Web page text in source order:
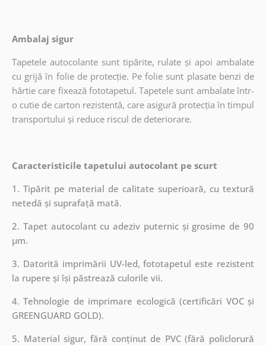
Ambalaj sigur
Tapetele autocolante sunt tipărite, rulate și apoi ambalate
cu grijă în folie de protecție. Pe folie sunt plasate benzi de
hârtie care fixează fototapetul. Tapetele sunt ambalate într-
o cutie de carton rezistentă, care asigură protecția în timpul
transportului și reduce riscul de deteriorare.
Caracteristicile tapetului autocolant pe scurt
1. Tipărit pe material de calitate superioară, cu textură
netedă și suprafață mată.
2. Tapet autocolant cu adeziv puternic și grosime de 90
µm.
3. Datorită imprimării UV-led, fototapetul este rezistent
la rupere și își păstrează culorile vii.
4. Tehnologie de imprimare ecologică (certificări VOC și
GREENGUARD GOLD).
5. Material sigur, fără conținut de PVC (fără policlorură